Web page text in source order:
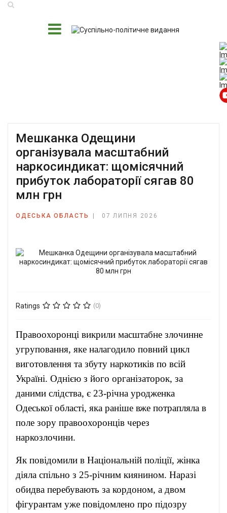
Мешканка Одещини
організувала масштабний
наркосиндикат: щомісячний
прибуток лабораторії сягав 80
млн грн
ОДЕСЬКА ОБЛАСТЬ 07 ЛИПНЯ 2026
Ratings (0)
Правоохоронці викрили масштабне злочинне
угруповання, яке налагодило повний цикл
виготовлення та збуту наркотиків по всій
Україні. Однією з його організаторок, за
даними слідства, є 23-річна уродженка
Одеської області, яка раніше вже потрапляла в
поле зору правоохоронців через
наркозлочини.
Як повідомили в Національній поліції, жінка
діяла спільно з 25-річним киянином. Наразі
обидва перебувають за кордоном, а двом
фігурантам уже повідомлено про підозру